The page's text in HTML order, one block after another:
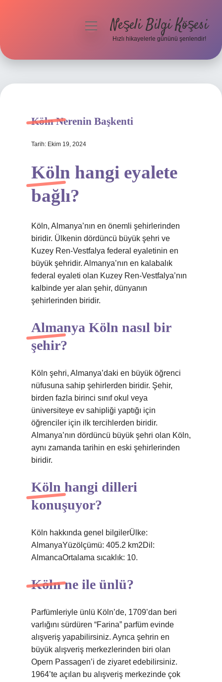
Hakkımızda
menüyüNeşeli Bilgi Köşesi
Hızlı hikayelerle gününü şenlendir!
Köln Nerenin Başkenti
Tarih: Ekim 19, 2024
Köln hangi eyalete
bağlı?
Köln, Almanya’nın en önemli şehirlerinden
biridir. Ülkenin dördüncü büyük şehri ve
Kuzey Ren-Vestfalya federal eyaletinin en
büyük şehridir. Almanya’nın en kalabalık
federal eyaleti olan Kuzey Ren-Vestfalya’nın
kalbinde yer alan şehir, dünyanın
şehirlerinden biridir.
Almanya Köln nasıl bir
şehir?
Köln şehri, Almanya’daki en büyük öğrenci
nüfusuna sahip şehirlerden biridir. Şehir,
birden fazla birinci sınıf okul veya
üniversiteye ev sahipliği yaptığı için
öğrenciler için ilk tercihlerden biridir.
Almanya’nın dördüncü büyük şehri olan Köln,
aynı zamanda tarihin en eski şehirlerinden
biridir.
Köln hangi dilleri
konuşuyor?
Köln hakkında genel bilgilerÜlke:
AlmanyaYüzölçümü: 405.2 km2Dil:
AlmancaOrtalama sıcaklık: 10.
Köln ne ile ünlü?
Parfümleriyle ünlü Köln’de, 1709’dan beri
varlığını sürdüren “Farina” parfüm evinde
alışveriş yapabilirsiniz. Ayrıca şehrin en
büyük alışveriş merkezlerinden biri olan
Opern Passagen’i de ziyaret edebilirsiniz.
1964’te açılan bu alışveriş merkezinde çok